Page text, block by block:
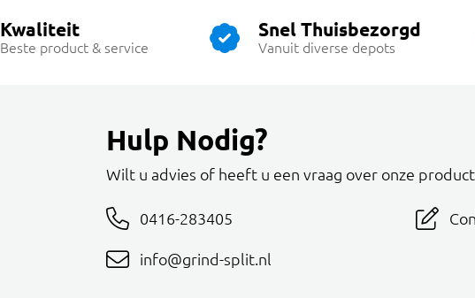
Kwaliteit
Beste product & service
Snel Thuisbezorgd
Vanuit diverse depots
Hulp Nodig?
Wilt u advies of heeft u een vraag over onze
0416-283405
info@grind-split.nl